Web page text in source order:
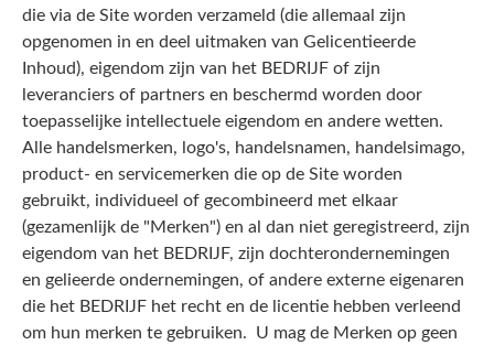
die via de Site worden verzameld (die allemaal zijn
opgenomen in en deel uitmaken van Gelicentieerde
Inhoud), eigendom zijn van het BEDRIJF of zijn
leveranciers of partners en beschermd worden door
toepasselijke intellectuele eigendom en andere wetten.
Alle handelsmerken, logo's, handelsnamen, handelsimago,
product- en servicemerken die op de Site worden
gebruikt, individueel of gecombineerd met elkaar
(gezamenlijk de "Merken") en al dan niet geregistreerd, zijn
eigendom van het BEDRIJF, zijn dochterondernemingen
en gelieerde ondernemingen, of andere externe eigenaren
die het BEDRIJF het recht en de licentie hebben verleend
om hun merken te gebruiken. U mag de Merken op geen